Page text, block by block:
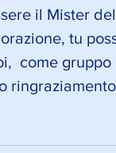
il Mister
tu
come